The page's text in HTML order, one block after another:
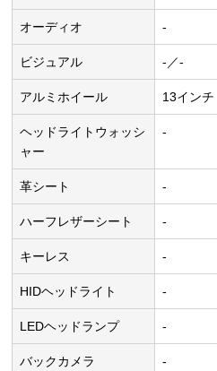
オーディオ -
ビジュアル -／-
アルミホイール 13インチ
ヘッドライトウォッシ
ャー
-
革シート -
ハーフレザーシート -
キーレス -
HIDヘッドライト -
LEDヘッドランプ -
バックカメラ -